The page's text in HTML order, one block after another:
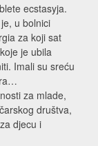
ecstasyja.
u bolnici
za koji sat
je ubila
Imali su sreću
za mlade,
društva,
djecu i